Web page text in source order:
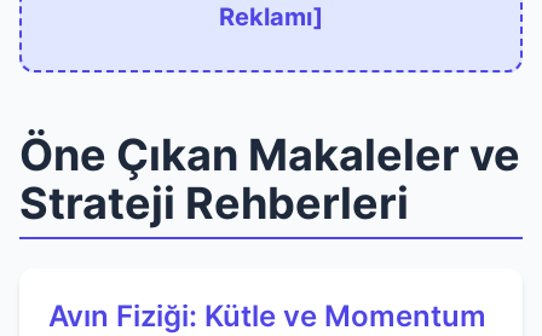
Reklamı]
Öne Çıkan Makaleler ve
Strateji Rehberleri
Avın Fiziği: Kütle ve Momentum